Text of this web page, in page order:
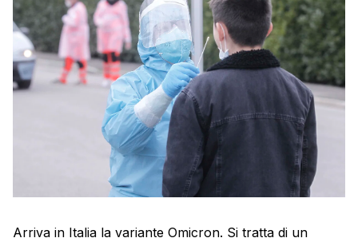
Arriva in Italia la variante Omicron. Si tratta di un